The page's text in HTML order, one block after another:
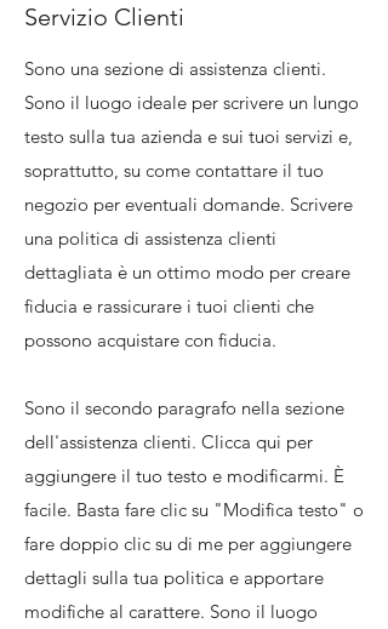
Servizio Clienti
Sono una sezione di assistenza clienti.
Sono il luogo ideale per scrivere un lungo
testo sulla tua azienda e sui tuoi servizi e,
soprattutto, su come contattare il tuo
negozio per eventuali domande. Scrivere
una politica di assistenza clienti
dettagliata è un ottimo modo per creare
fiducia e rassicurare i tuoi clienti che
possono acquistare con fiducia.
Sono il secondo paragrafo nella sezione
dell'assistenza clienti. Clicca qui per
aggiungere il tuo testo e modificarmi. È
facile. Basta fare clic su "Modifica testo" o
fare doppio clic su di me per aggiungere
dettagli sulla tua politica e apportare
modifiche al carattere. Sono il luogo